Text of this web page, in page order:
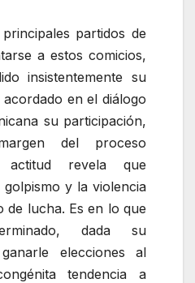
partidos de
a estos comicios,
insistentemente su
en el diálogo
su participación,
del proceso
actitud revela que
y la violencia
de lucha. Es en lo que
dada su
elecciones al
tendencia a